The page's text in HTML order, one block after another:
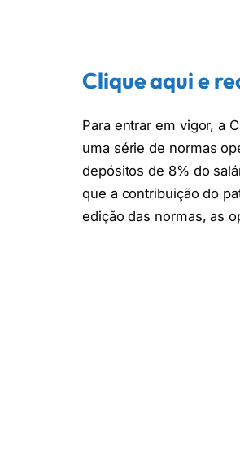
Clique aqui e
Para entrar em vigor, a
uma série de normas
depósitos de 8% do
que a contribuição do
edição das normas, as